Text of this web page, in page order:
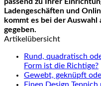
passend zu Ihrer
Ladengeschäften und
kommt es bei der
gegeben.
Artikelübersicht
Rund, quadratisch
Form ist die Richtige?
Gewebt, geknüpft